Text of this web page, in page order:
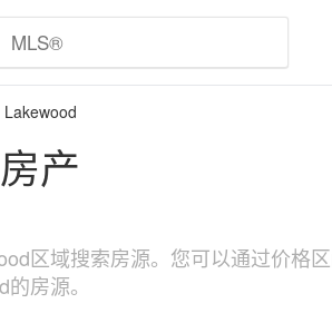
Lakewood
产
区域搜索房源。您可以通过价格
房源。